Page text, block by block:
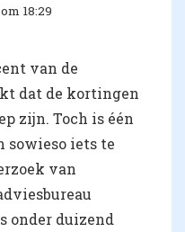
18:29
van de
dat de kortingen
zijn. Toch is één
sowieso iets te
van
onder duizend